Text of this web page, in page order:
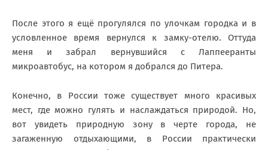
После этого я ещё прогулялся по улочкам городка и в
условленное время вернулся к замку-отелю. Оттуда
меня и забрал вернувшийся с Лаппееранты
микроавтобус, на котором я добрался до Питера.
Конечно, в России тоже существует много красивых
мест, где можно гулять и наслаждаться природой. Но,
вот увидеть природную зону в черте города, не
загаженную отдыхающими, в России практически